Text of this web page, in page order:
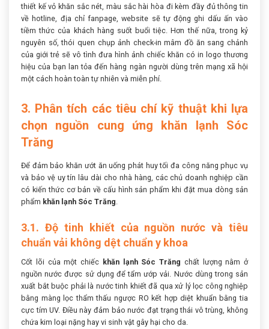
thiết kế vỏ khăn sắc nét, màu sắc hài hòa đi kèm đầy đủ thông tin
về hotline, địa chỉ fanpage, website sẽ tự động ghi dấu ấn vào
tiềm thức của khách hàng suốt buổi tiệc. Hơn thế nữa, trong kỷ
nguyên số, thói quen chụp ảnh check-in mâm đồ ăn sang chảnh
của giới trẻ sẽ vô tình đưa hình ảnh chiếc khăn có in logo thương
hiệu của bạn lan tỏa đến hàng ngàn người dùng trên mạng xã hội
một cách hoàn toàn tự nhiên và miễn phí.
3. Phân tích các tiêu chí kỹ thuật khi lựa
chọn nguồn cung ứng khăn lạnh Sóc
Trăng
Để đảm bảo khăn ướt ăn uống phát huy tối đa công năng phục vụ
và bảo vệ uy tín lâu dài cho nhà hàng, các chủ doanh nghiệp cần
có kiến thức cơ bản về cấu hình sản phẩm khi đặt mua dòng sản
phẩm khăn lạnh Sóc Trăng.
3.1. Độ tinh khiết của nguồn nước và tiêu
chuẩn vải không dệt chuẩn y khoa
Cốt lõi của một chiếc khăn lạnh Sóc Trăng chất lượng nằm ở
nguồn nước được sử dụng để tẩm ướp vải. Nước dùng trong sản
xuất bắt buộc phải là nước tinh khiết đã qua xử lý lọc công nghiệp
bằng màng lọc thẩm thấu ngược RO kết hợp diệt khuẩn bằng tia
cực tím UV. Điều này đảm bảo nước đạt trạng thái vô trùng, không
chứa kim loại nặng hay vi sinh vật gây hại cho da.